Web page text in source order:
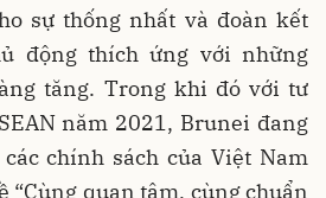
sự thống nhất và đoàn kết
động thích ứng với những
tăng. Trong khi đó với tư
năm 2021, Brunei đang
chính sách của Việt Nam
“Cùng quan tâm, cùng chuẩn